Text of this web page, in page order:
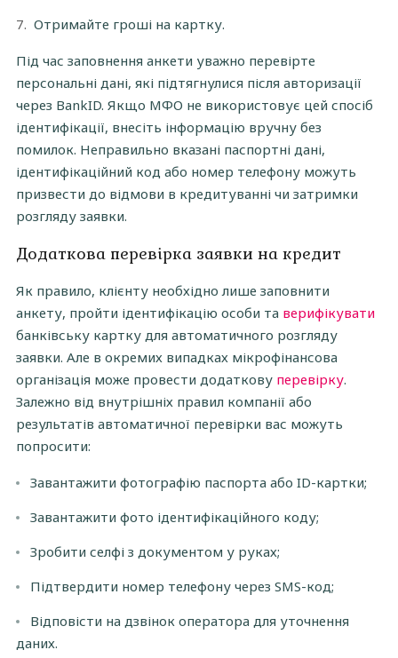
Отримайте гроші на картку.
Під час заповнення анкети уважно перевірте
персональні дані, які підтягнулися після авторизації
через BankID. Якщо МФО не використовує цей спосіб
ідентифікації, внесіть інформацію вручну без
помилок. Неправильно вказані паспортні дані,
ідентифікаційний код або номер телефону можуть
призвести до відмови в кредитуванні чи затримки
розгляду заявки.
Додаткова перевірка заявки на кредит
Як правило, клієнту необхідно лише заповнити
анкету, пройти ідентифікацію особи та верифікувати
банківську картку для автоматичного розгляду
заявки. Але в окремих випадках мікрофінансова
організація може провести додаткову перевірку.
Залежно від внутрішніх правил компанії або
результатів автоматичної перевірки вас можуть
попросити:
Завантажити фотографію паспорта або ID-картки;
Завантажити фото ідентифікаційного коду;
Зробити селфі з документом у руках;
Підтвердити номер телефону через SMS-код;
Відповісти на дзвінок оператора для уточнення
даних.